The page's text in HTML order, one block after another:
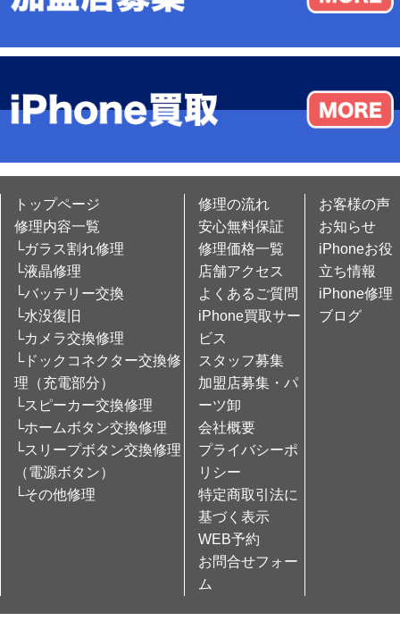
トップページ
修理内容一覧
└ガラス割れ修理
└液晶修理
└バッテリー交換
└水没復旧
└カメラ交換修理
└ドックコネクター交換修
理（充電部分）
└スピーカー交換修理
└ホームボタン交換修理
└スリープボタン交換修理
（電源ボタン）
└その他修理
修理の流れ
安心無料保証
修理価格一覧
店舗アクセス
よくあるご質問
iPhone買取サー
ビス
スタッフ募集
加盟店募集・パ
ーツ卸
会社概要
プライバシーポ
リシー
特定商取引法に
基づく表示
WEB予約
お問合せフォー
ム
お客様の声
お知らせ
iPhoneお役
立ち情報
iPhone修理
ブログ